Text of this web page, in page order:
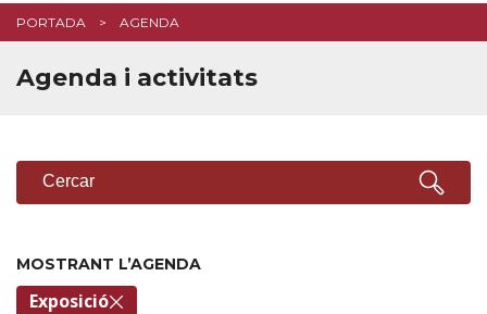
PORTADA AGENDA
Agenda i activitats
CERCADOR
Cercar
MOSTRANT L’AGENDA
Exposició